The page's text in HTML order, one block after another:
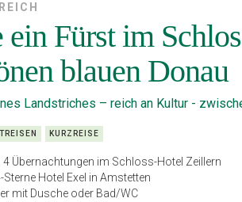
ein Fürst im
blauen Donau
Landstriches – reich an Kultur -
KURZREISE
4 Übernachtungen im Schloss-Hotel Zeillern
Sterne Hotel Exel in Amstetten
mit Dusche oder Bad/WC